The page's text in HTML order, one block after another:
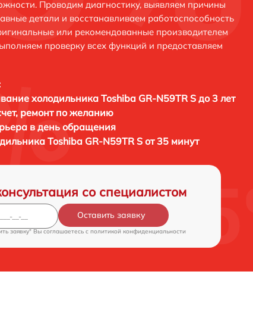
Проводим диагностику, выявляем причины
детали и восстанавливаем работоспособность
или рекомендованные производителем
проверку всех функций и предоставляем
холодильника Toshiba GR-N59TR S до 3 лет
ремонт по желанию
в день обращения
Toshiba GR-N59TR S от 35 минут
со специалистом
Оставить заявку
заявку" Вы соглашаетесь c политикой конфиденциальности